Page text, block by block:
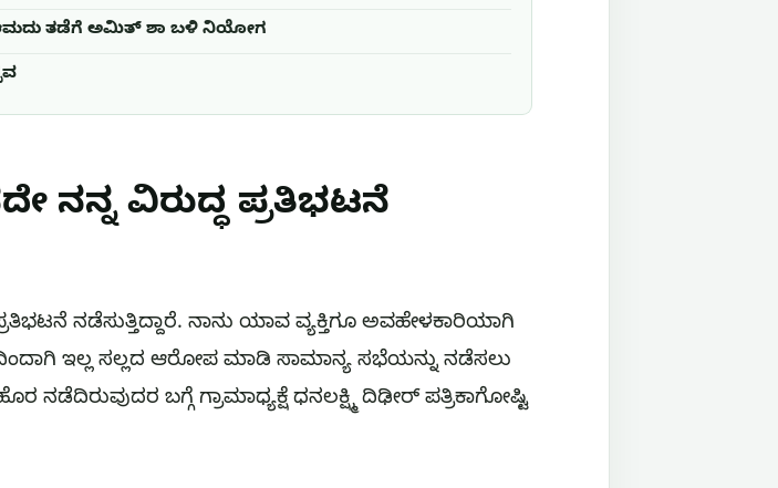
ತಡೆಗೆ ಅಮಿತ್ ಶಾ ಬಳಿ ನಿಯೋಗ
ನನ್ನ ವಿರುದ್ಧ ಪ್ರತಿಭಟನೆ
ನಡೆಸುತ್ತಿದ್ದಾರೆ. ನಾನು ಯಾವ ವ್ಯಕ್ತಿಗೂ ಅವಹೇಳಕಾರಿಯಾಗಿ
ಇಲ್ಲ ಸಲ್ಲದ ಆರೋಪ ಮಾಡಿ ಸಾಮಾನ್ಯ ಸಭೆಯನ್ನು ನಡೆಸಲು
ನಡೆದಿರುವುದರ ಬಗ್ಗೆ ಗ್ರಾಮಾಧ್ಯಕ್ಷೆ ಧನಲಕ್ಷ್ಮಿ ದಿಢೀರ್ ಪತ್ರಿಕಾಗೋಷ್ಟಿ